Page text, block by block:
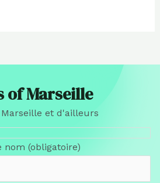
of Marseille
Marseille et d'ailleurs
nom (obligatoire)